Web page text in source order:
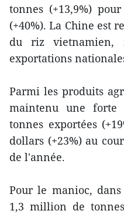
tonnes (+13,9%)
(+40%). La Chine est
du riz vietnamien,
exportations
Parmi les produits
maintenu une forte
tonnes exportées
dollars (+23%) au
de l'année.
Pour le manioc,
1,3 million de